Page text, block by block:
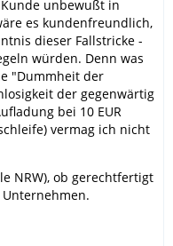
unbewußt in
es kundenfreundlich,
dieser Fallstricke -
würden. Denn was
"Dummheit der
der gegenwärtig
bei 10 EUR
vermag ich nicht
NRW), ob gerechtfertigt